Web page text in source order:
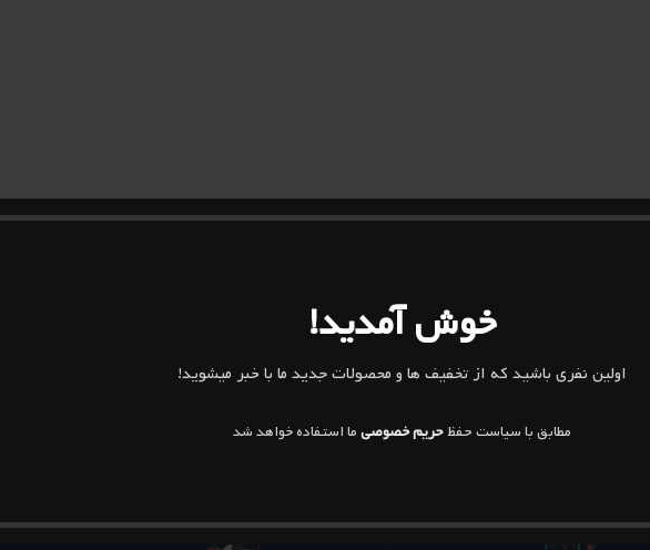
خوش آمدید!
اولین نفری باشید که از تخفیف ها و محصولات جدید ما با خبر میشوید!
مطابق با سیاست حفظحریم خصوصیما استفاده خواهد شد